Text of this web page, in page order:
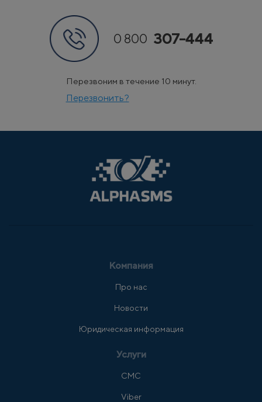
0 800 307-444
Перезвоним в течение 10 минут.
Перезвонить?
Компания
Про нас
Новости
Юридическая информация
Услуги
СМС
Viber